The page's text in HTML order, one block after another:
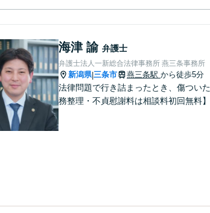
海津 諭 弁護士
弁護士法人一新総合法律事務所 燕三条事務所
新潟県|三条市 燕三条駅 から徒歩5分
法律問題で行き詰まったとき、傷つい
務整理・不貞慰謝料は相談料初回無料】